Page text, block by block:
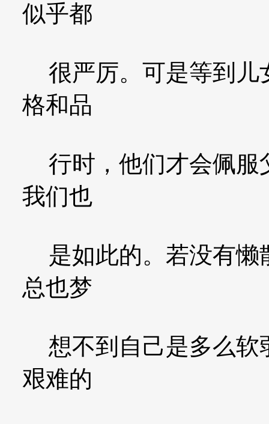
似乎都
很严厉。可是等到儿
格和品
行时，他们才会佩服
我们也
是如此的。若没有懒
总也梦
想不到自己是多么软
艰难的